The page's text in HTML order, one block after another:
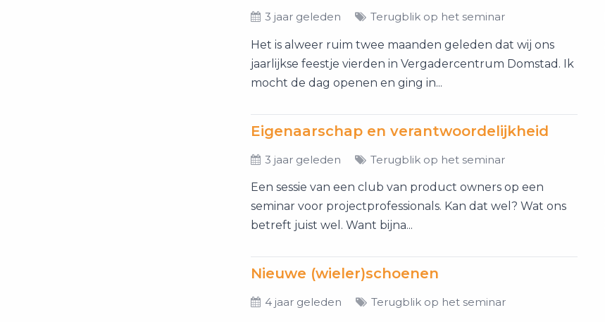
3 jaar geleden Terugblik op het seminar
Het is alweer ruim twee maanden geleden dat wij ons
jaarlijkse feestje vierden in Vergadercentrum Domstad. Ik
mocht de dag openen en ging in...
Eigenaarschap en verantwoordelijkheid
3 jaar geleden Terugblik op het seminar
Een sessie van een club van product owners op een
seminar voor projectprofessionals. Kan dat wel? Wat ons
betreft juist wel. Want bijna...
Nieuwe (wieler)schoenen
4 jaar geleden Terugblik op het seminar